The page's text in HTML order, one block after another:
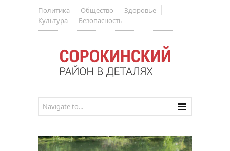
Политика Общество
Здоровье
Культура
Безопасность